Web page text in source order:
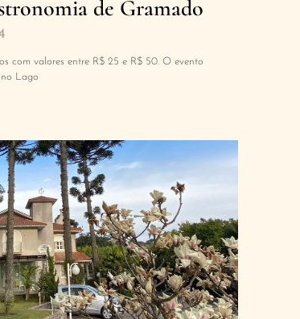
de Gramado
com valores entre R$ 25 e R$ 50. O evento
Lago